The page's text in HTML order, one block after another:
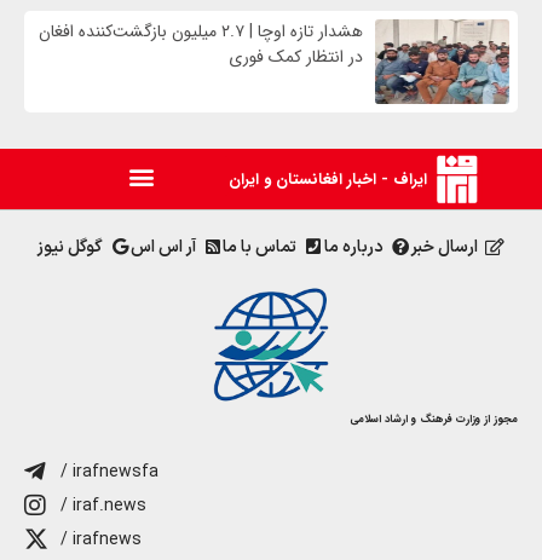
هشدار تازه اوچا | ۲.۷ میلیون بازگشت‌کننده افغان
در انتظار کمک فوری
ایراف - اخبار افغانستان و ایران
ارسال خبر درباره ما تماس با ما آر اس اس گوگل نیوز
مجوز از وزارت فرهنگ و ارشاد اسلامی
/ irafnewsfa
/ iraf.news
/ irafnews